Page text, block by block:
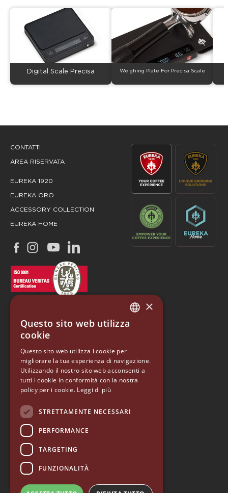
Digital Scale Precisa Weighing Plate For Precisa Scale
CONTATTI
AREA RISERVATA
EUREKA 1920
EUREKA ORO
ACCESSORY COLLECTION
EUREKA HOME
EUREKA
Conti Valerio S.r.l.
Via Luigi Longo 39/41
50019, Sesto Fiorentino (FI) - ITALY
Fax +39 055 4200010
P. Iva 03094860487
© 2026 EUREKA • tutti i diritti riservati
Segnalazione di illeciti
Accessibilità
GERMAN
SPANISH
×
Questo sito web utilizza
cookie
Questo sito web utilizza i cookie per
migliorare la tua esperienza di navigazione.
Utilizzando il nostro sito web acconsenti a
tutti i cookie in conformità con la nostra
policy per i cookie. Leggi di più
STRETTAMENTE NECESSARI
PERFORMANCE
TARGETING
FUNZIONALITÀ